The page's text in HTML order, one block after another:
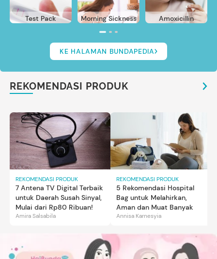
Test Pack Morning Sickness Amoxicillin
KE HALAMAN BUNDAPEDIA
REKOMENDASI PRODUK
REKOMENDASI PRODUK
7 Antena TV Digital Terbaik
untuk Daerah Susah Sinyal,
Mulai dari Rp80 Ribuan!
Amira Salsabila
REKOMENDASI PRODUK
5 Rekomendasi Hospital
Bag untuk Melahirkan,
Aman dan Muat Banyak
Annisa Karnesyia